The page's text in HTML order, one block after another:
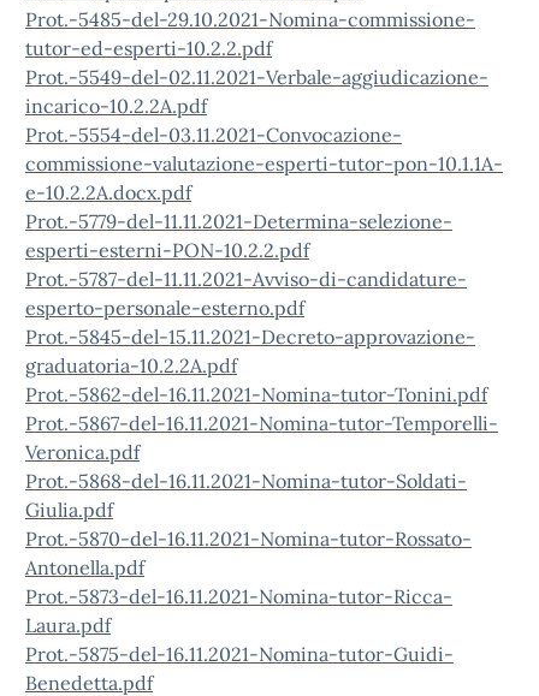
Prot.-5485-del-29.10.2021-Nomina-commissione-
tutor-ed-esperti-10.2.2.pdf
Prot.-5549-del-02.11.2021-Verbale-aggiudicazione-
incarico-10.2.2A.pdf
Prot.-5554-del-03.11.2021-Convocazione-
commissione-valutazione-esperti-tutor-pon-10.1.1A-
e-10.2.2A.docx.pdf
Prot.-5779-del-11.11.2021-Determina-selezione-
esperti-esterni-PON-10.2.2.pdf
Prot.-5787-del-11.11.2021-Avviso-di-candidature-
esperto-personale-esterno.pdf
Prot.-5845-del-15.11.2021-Decreto-approvazione-
graduatoria-10.2.2A.pdf
Prot.-5862-del-16.11.2021-Nomina-tutor-Tonini.pdf
Prot.-5867-del-16.11.2021-Nomina-tutor-Temporelli-
Veronica.pdf
Prot.-5868-del-16.11.2021-Nomina-tutor-Soldati-
Giulia.pdf
Prot.-5870-del-16.11.2021-Nomina-tutor-Rossato-
Antonella.pdf
Prot.-5873-del-16.11.2021-Nomina-tutor-Ricca-
Laura.pdf
Prot.-5875-del-16.11.2021-Nomina-tutor-Guidi-
Benedetta.pdf